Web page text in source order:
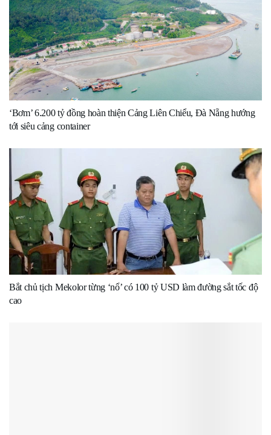
‘Bơm’ 6.200 tỷ đồng hoàn thiện Cảng Liên Chiểu, Đà Nẵng hướng
tới siêu cảng container
Bắt chủ tịch Mekolor từng ‘nổ’ có 100 tỷ USD làm đường sắt tốc độ
cao